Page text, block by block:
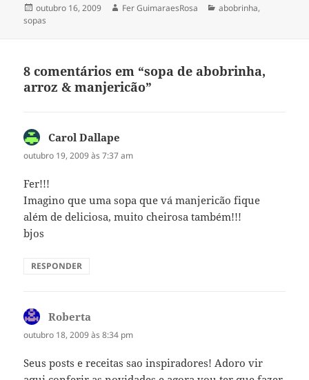
Publicado
em
outubro 16, 2009 Autor
Fer GuimaraesRosa Categorias
abobrinha,
sopas
8 comentários em “sopa de abobrinha,
arroz & manjericão”
Carol Dallape
outubro 19, 2009 às 7:37 am
Fer!!!
Imagino que uma sopa que vá manjericão fique
além de deliciosa, muito cheirosa também!!!
bjos
RESPONDER
Roberta
outubro 18, 2009 às 8:34 pm
Seus posts e receitas sao inspiradores! Adoro vir